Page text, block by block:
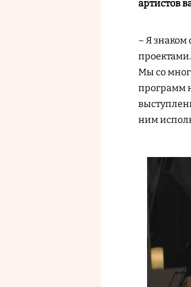
артистов
– Я
Мы со
программ
ним